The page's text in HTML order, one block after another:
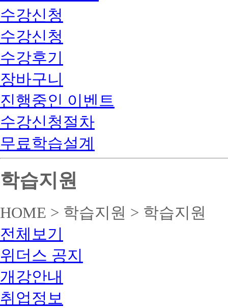
수강신청
수강신청
수강후기
장바구니
진행중인 이벤트
수강신청절차
무료학습설계
학습지원
HOME > 학습지원 > 학습지원
전체보기
위더스 공지
개강안내
취업정보